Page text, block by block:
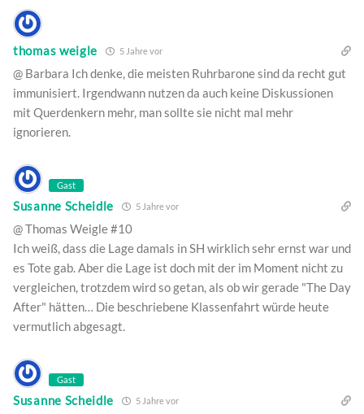
thomas weigle 5 Jahre vor
@ Barbara Ich denke, die meisten Ruhrbarone sind da recht gut
immunisiert. Irgendwann nutzen da auch keine Diskussionen
mit Querdenkern mehr, man sollte sie nicht mal mehr
ignorieren.
Gast
Susanne Scheidle 5 Jahre vor
@ Thomas Weigle #10
Ich weiß, dass die Lage damals in SH wirklich sehr ernst war und
es Tote gab. Aber die Lage ist doch mit der im Moment nicht zu
vergleichen, trotzdem wird so getan, als ob wir gerade "The Day
After" hätten… Die beschriebene Klassenfahrt würde heute
vermutlich abgesagt.
Gast
Susanne Scheidle 5 Jahre vor